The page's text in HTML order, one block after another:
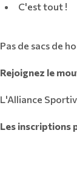
​C'est tout !
​Pas de sacs de
Rejoignez le
L'Alliance
Les inscriptions